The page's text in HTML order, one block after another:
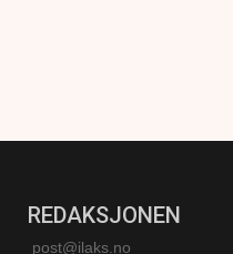
REDAKSJONEN
post@ilaks.no